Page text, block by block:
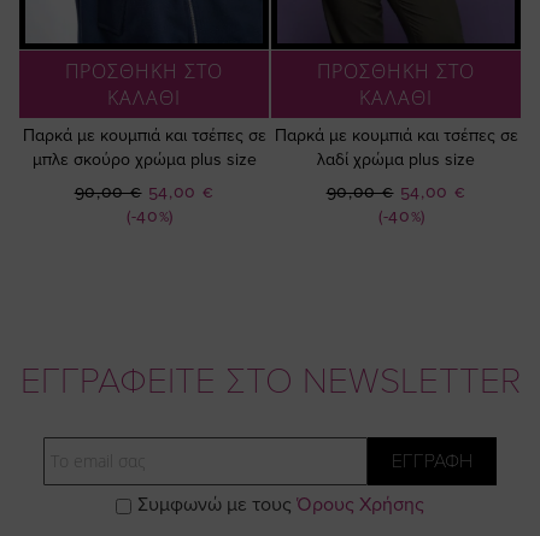
ΠΡΟΣΘΗΚΗ ΣΤΟ
ΚΑΛΑΘΙ
Παρκά με κουμπιά και τσέπες σε
μπλε σκούρο χρώμα plus size
(-40%)
Ειδική
Τιμή
54,00 €
90,00 €
ΠΡΟΣΘΗΚΗ ΣΤΟ
ΚΑΛΑΘΙ
Παρκά με κουμπιά και τσέπες σε
λαδί χρώμα plus size
(-40%)
Ειδική
Τιμή
54,00 €
90,00 €
ΕΓΓΡΑΦΕΙΤΕ ΣΤΟ NEWSLETTER
ΕΓΓΡΑΦΗ
Συμφωνώ με τους Όρους Χρήσης